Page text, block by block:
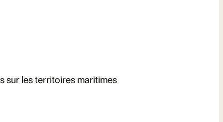
sur les territoires maritimes